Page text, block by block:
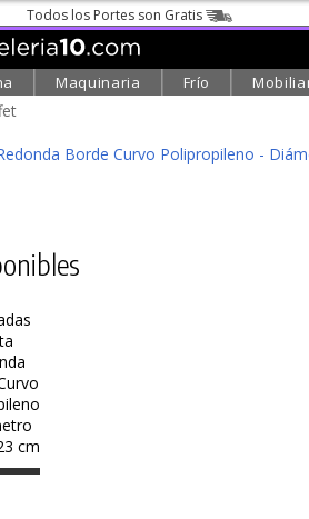
Todos los Portes son Gratis
Maquinaria Frío